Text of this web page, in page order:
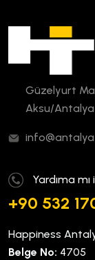
Güzelyurt
Aksu/Antalya
Yardıma mı
+90 532
Happiness
Belge No: 4705